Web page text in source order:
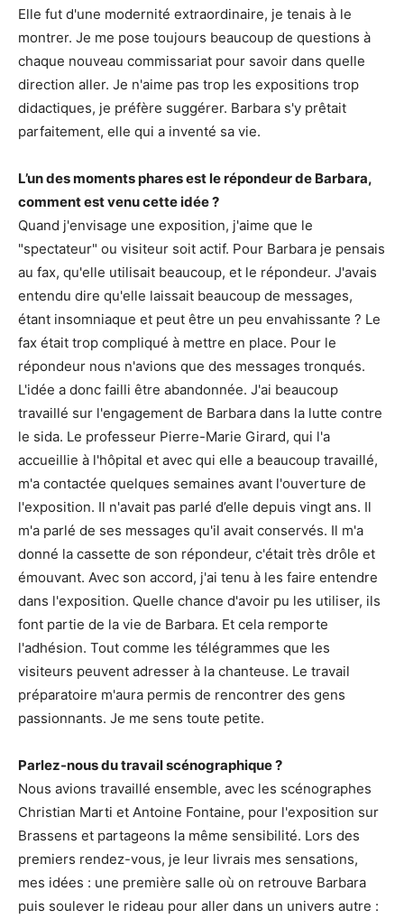
Elle fut d'une modernité extraordinaire, je tenais à le
montrer. Je me pose toujours beaucoup de questions à
chaque nouveau commissariat pour savoir dans quelle
direction aller. Je n'aime pas trop les expositions trop
didactiques, je préfère suggérer. Barbara s'y prêtait
parfaitement, elle qui a inventé sa vie.
L’un des moments phares est le répondeur de Barbara,
comment est venu cette idée ?
Quand j'envisage une exposition, j'aime que le
"spectateur" ou visiteur soit actif. Pour Barbara je pensais
au fax, qu'elle utilisait beaucoup, et le répondeur. J'avais
entendu dire qu'elle laissait beaucoup de messages,
étant insomniaque et peut être un peu envahissante ? Le
fax était trop compliqué à mettre en place. Pour le
répondeur nous n'avions que des messages tronqués.
L'idée a donc failli être abandonnée. J'ai beaucoup
travaillé sur l'engagement de Barbara dans la lutte contre
le sida. Le professeur Pierre-Marie Girard, qui l'a
accueillie à l'hôpital et avec qui elle a beaucoup travaillé,
m'a contactée quelques semaines avant l'ouverture de
l'exposition. Il n'avait pas parlé d’elle depuis vingt ans. Il
m'a parlé de ses messages qu'il avait conservés. Il m'a
donné la cassette de son répondeur, c'était très drôle et
émouvant. Avec son accord, j'ai tenu à les faire entendre
dans l'exposition. Quelle chance d'avoir pu les utiliser, ils
font partie de la vie de Barbara. Et cela remporte
l'adhésion. Tout comme les télégrammes que les
visiteurs peuvent adresser à la chanteuse. Le travail
préparatoire m'aura permis de rencontrer des gens
passionnants. Je me sens toute petite.
Parlez-nous du travail scénographique ?
Nous avions travaillé ensemble, avec les scénographes
Christian Marti et Antoine Fontaine, pour l'exposition sur
Brassens et partageons la même sensibilité. Lors des
premiers rendez-vous, je leur livrais mes sensations,
mes idées : une première salle où on retrouve Barbara
puis soulever le rideau pour aller dans un univers autre :